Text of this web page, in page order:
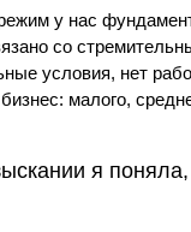
у нас
со
условия, нет
малого,
я поняла,